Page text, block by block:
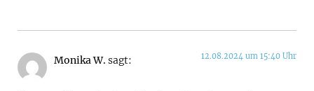
Monika W. sagt: 12.08.2024 um 15:40 Uhr